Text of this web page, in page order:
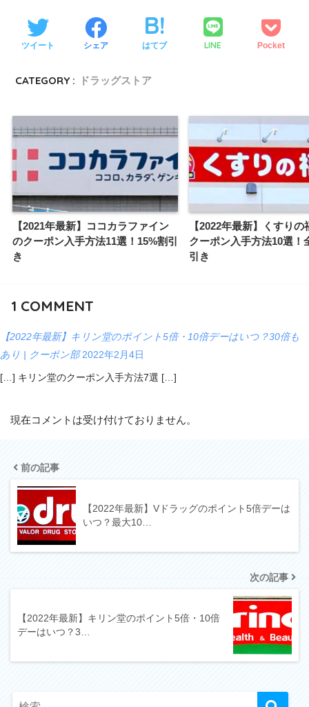
ツイート シェア はてブ LINE Pocket
CATEGORY : ドラッグストア
【2021年最新】ココカラファイン
のクーポン入手方法11選！15%割引
き
【2022年最新】くすりの
クーポン入手方法10選！
引き
1 COMMENT
【2022年最新】キリン堂のポイント5倍・10倍デーはいつ？30倍も
あり | クーポン部 2022年2月4日
[…] キリン堂のクーポン入手方法7選 […]
現在コメントは受け付けておりません。
前の記事
【2022年最新】Vドラッグのポイント5倍デーは
いつ？最大10…
次の記事
【2022年最新】キリン堂のポイント5倍・10倍
デーはいつ？3…